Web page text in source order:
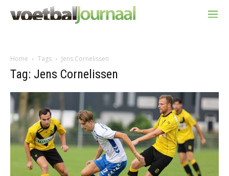
Home Tags Jens Cornelissen
Tag: Jens Cornelissen